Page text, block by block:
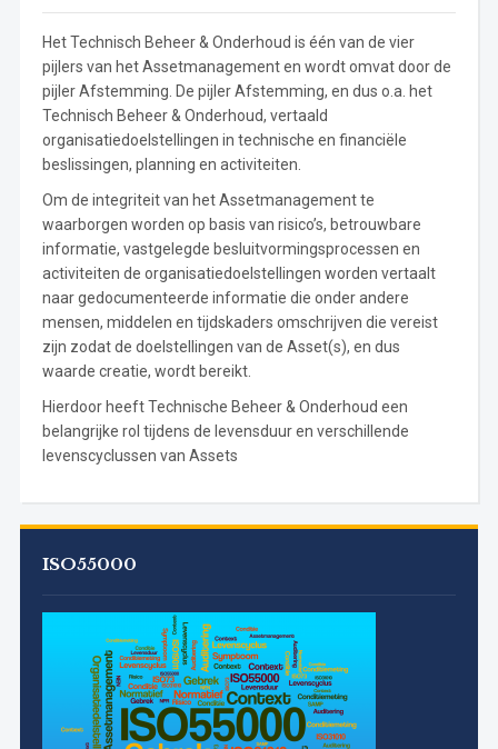
Het Technisch Beheer & Onderhoud is één van de vier
pijlers van het Assetmanagement en wordt omvat door de
pijler Afstemming. De pijler Afstemming, en dus o.a. het
Technisch Beheer & Onderhoud, vertaald
organisatiedoelstellingen in technische en financiële
beslissingen, planning en activiteiten.
Om de integriteit van het Assetmanagement te
waarborgen worden op basis van risico’s, betrouwbare
informatie, vastgelegde besluitvormingsprocessen en
activiteiten de organisatiedoelstellingen worden vertaalt
naar gedocumenteerde informatie die onder andere
mensen, middelen en tijdskaders omschrijven die vereist
zijn zodat de doelstellingen van de Asset(s), en dus
waarde creatie, wordt bereikt.
Hierdoor heeft Technische Beheer & Onderhoud een
belangrijke rol tijdens de levensduur en verschillende
levenscyclussen van Assets
ISO55000